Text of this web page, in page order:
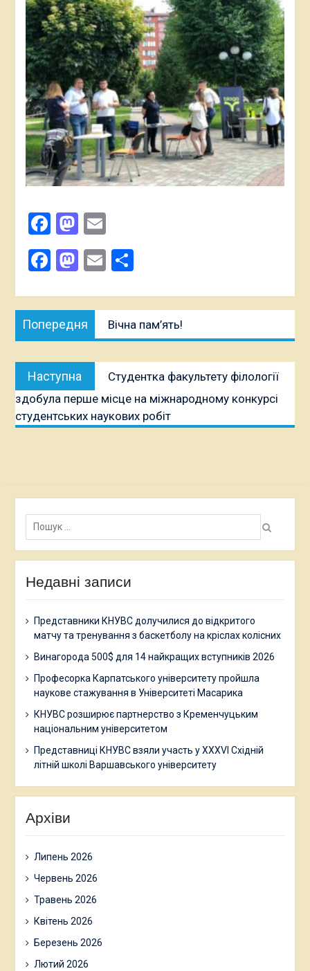
Facebook
Mastodon
Email
Facebook
Mastodon
EmailПоділитися
Навігація
записів
Попередня
публікація:
Вічна пам’ять!
Наступна
публікація:
Студентка факультету філології
здобула перше місце на міжнародному конкурсі
студентських наукових робіт
Пошук:
Недавні записи
Представники КНУВС долучилися до відкритого
матчу та тренування з баскетболу на кріслах колісних
Винагорода 500$ для 14 найкращих вступників 2026
Професорка Карпатського університету пройшла
наукове стажування в Університеті Масарика
КНУВС розширює партнерство з Кременчуцьким
національним університетом
Представниці КНУВС взяли участь у XXXVI Східній
літній школі Варшавського університету
Архіви
Липень 2026
Червень 2026
Травень 2026
Квітень 2026
Березень 2026
Лютий 2026